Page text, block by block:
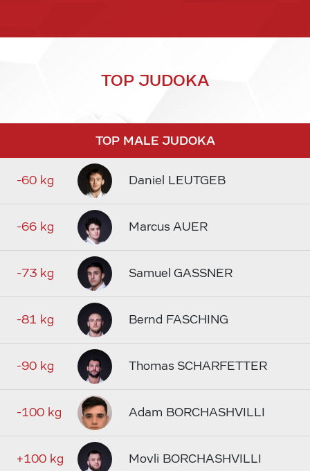
TOP JUDOKA
TOP MALE JUDOKA
-60 kg Daniel LEUTGEB
-66 kg Marcus AUER
-73 kg Samuel GASSNER
-81 kg Bernd FASCHING
-90 kg Thomas SCHARFETTER
-100 kg Adam BORCHASHVILLI
+100 kg Movli BORCHASHVILLI